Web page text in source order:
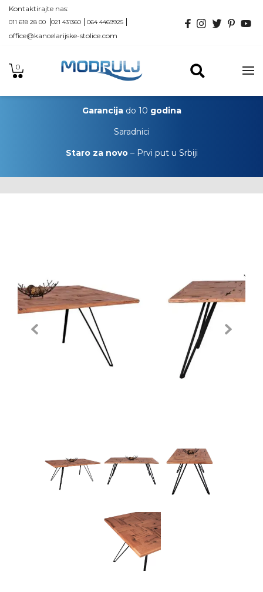
Kontaktirajte nas:
011 618 28 00 021 431360 064 4469925
office@kancelarijske-stolice.com
0
Garancijado 10 godina
Saradnici
Staro za novo– Prvi put u Srbiji
Previous Next